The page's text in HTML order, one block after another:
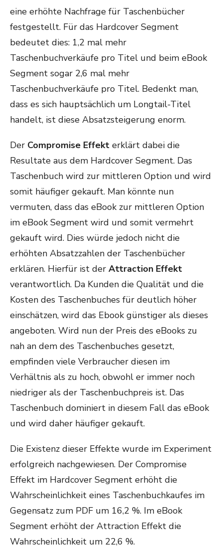
eine erhöhte Nachfrage für Taschenbücher
festgestellt. Für das Hardcover Segment
bedeutet dies: 1,2 mal mehr
Taschenbuchverkäufe pro Titel und beim eBook
Segment sogar 2,6 mal mehr
Taschenbuchverkäufe pro Titel. Bedenkt man,
dass es sich hauptsächlich um Longtail-Titel
handelt, ist diese Absatzsteigerung enorm.
Der Compromise Effekt erklärt dabei die
Resultate aus dem Hardcover Segment. Das
Taschenbuch wird zur mittleren Option und wird
somit häufiger gekauft. Man könnte nun
vermuten, dass das eBook zur mittleren Option
im eBook Segment wird und somit vermehrt
gekauft wird. Dies würde jedoch nicht die
erhöhten Absatzzahlen der Taschenbücher
erklären. Hierfür ist der Attraction Effekt
verantwortlich. Da Kunden die Qualität und die
Kosten des Taschenbuches für deutlich höher
einschätzen, wird das Ebook günstiger als dieses
angeboten. Wird nun der Preis des eBooks zu
nah an dem des Taschenbuches gesetzt,
empfinden viele Verbraucher diesen im
Verhältnis als zu hoch, obwohl er immer noch
niedriger als der Taschenbuchpreis ist. Das
Taschenbuch dominiert in diesem Fall das eBook
und wird daher häufiger gekauft.
Die Existenz dieser Effekte wurde im Experiment
erfolgreich nachgewiesen. Der Compromise
Effekt im Hardcover Segment erhöht die
Wahrscheinlichkeit eines Taschenbuchkaufes im
Gegensatz zum PDF um 16,2 %. Im eBook
Segment erhöht der Attraction Effekt die
Wahrscheinlichkeit um 22,6 %.